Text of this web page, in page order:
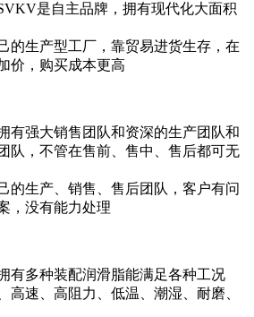
是自主品牌，拥有现代化大面积
的生产型工厂，靠贸易进货生存，在
价，购买成本更高
有强大销售团队和资深的生产团队和
队，不管在售前、售中、售后都可无
的生产、销售、售后团队，客户有问
，没有能力处理
有多种装配润滑脂能满足各种工况
高速、高阻力、低温、潮湿、耐磨、